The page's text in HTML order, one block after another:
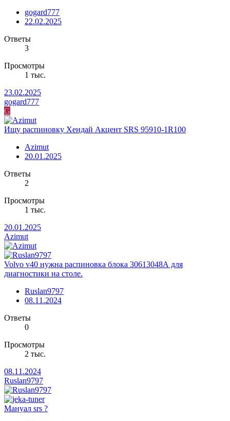
gogard777
22.02.2025
Ответы
3
Просмотры
1 тыс.
23.02.2025
gogard777
G
Ищу распиновку Хендай Акцент SRS 95910-1R100
Azimut
20.01.2025
Ответы
2
Просмотры
1 тыс.
20.01.2025
Azimut
Volvo v40 нужна распиновка блока 30613048А для
диагностики на столе.
Ruslan9797
08.11.2024
Ответы
0
Просмотры
2 тыс.
08.11.2024
Ruslan9797
Мануал srs ?